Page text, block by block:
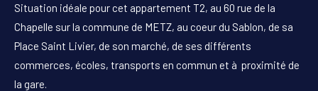
Situation idéale pour cet appartement T2, au 60 rue de la
Chapelle sur la commune de METZ, au coeur du Sablon, de sa
Place Saint Livier, de son marché, de ses différents
commerces, écoles, transports en commun et à proximité de
la gare.